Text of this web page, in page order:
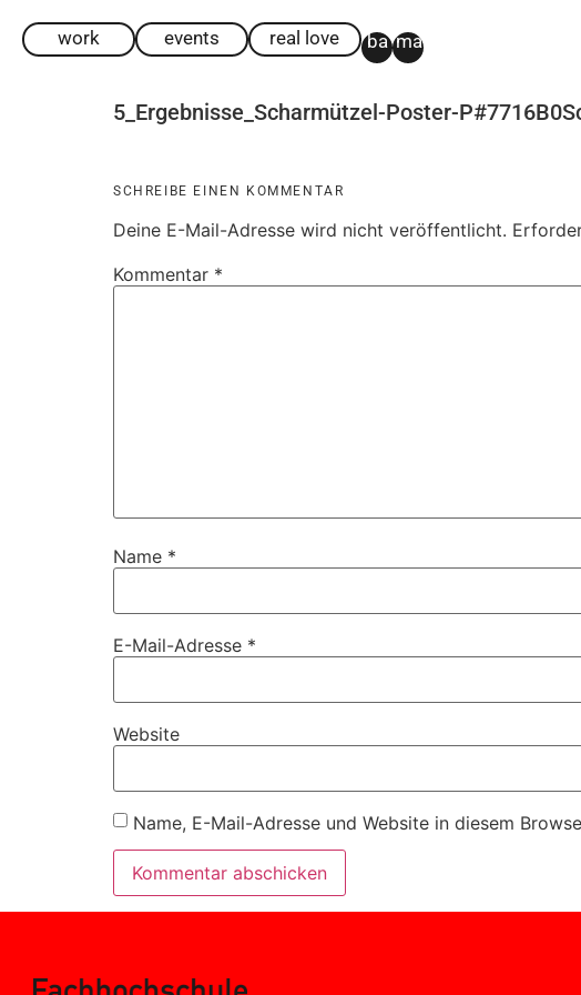
work events real love ba ma
5_Ergebnisse_Scharmützel-Poster-
SCHREIBE EINEN KOMMENTAR
Deine E-Mail-Adresse wird nicht veröffentlicht.
Kommentar *
Name *
E-Mail-Adresse *
Website
Name, E-Mail-Adresse und Website in diesem